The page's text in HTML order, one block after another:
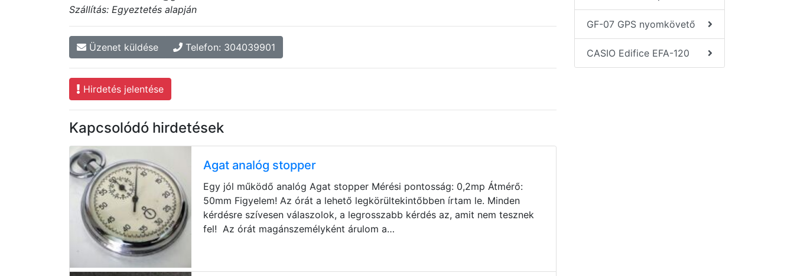
Szállítás: Egyeztetés alapján
Üzenet küldése Telefon: 304039901
Hirdetés jelentése
Kapcsolódó hirdetések
Agat analóg stopper
Egy jól működő analóg Agat stopper Mérési pontosság: 0,2mp Átmérő:
50mm Figyelem! Az órát a lehető legkörültekintőbben írtam le. Minden
kérdésre szívesen válaszolok, a legrosszabb kérdés az, amit nem tesznek
fel! Az órát magánszemélyként árulom a…
GF-07 GPS nyomkövető
CASIO Edifice EFA-120